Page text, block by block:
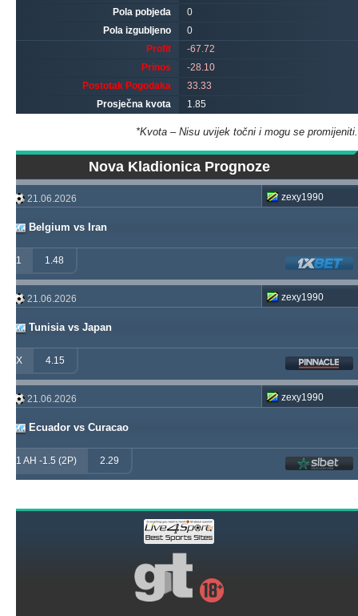
Pola pobjeda
Pola izgubljeno
0
0
Profit
Prinos
Postotak Pogodaka
Prosječna kvota
-67.72
-28.10
33.33
1.85
*Kvota – Nisu uvijek točni i mogu se promijeniti.
Nova Kladionica Prognoze
21.06.2026
Belgium vs Iran
zexy1990
1 1.48
21.06.2026
Tunisia vs Japan
zexy1990
X 4.15
21.06.2026
Ecuador vs Curacao
zexy1990
1 AH -1.5 (2P) 2.29